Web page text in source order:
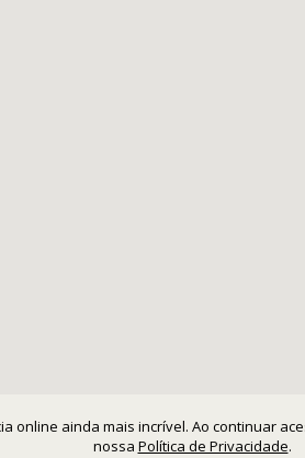
online ainda mais incrível. Ao continuar
nossa Política de Privacidade.